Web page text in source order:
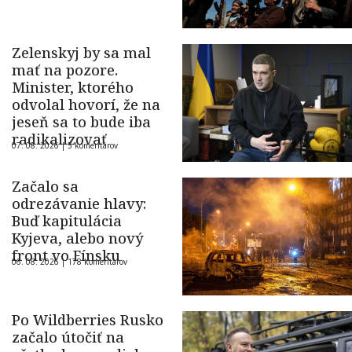
Zelenskyj by sa mal
mať na pozore.
Minister, ktorého
odvolal hovorí, že na
jeseň sa to bude iba
radikalizovať
07. 08. 2026 |5 komentárov
Začalo sa
odrezávanie hlavy:
Buď kapitulácia
Kyjeva, alebo nový
front vo Fínsku
06. 08. 2026 |178 komentárov
Po Wildberries Rusko
začalo útočiť na